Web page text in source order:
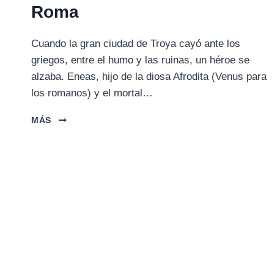
Roma
Cuando la gran ciudad de Troya cayó ante los
griegos, entre el humo y las ruinas, un héroe se
alzaba. Eneas, hijo de la diosa Afrodita (Venus para
los romanos) y el mortal…
MÁS
ENEAS